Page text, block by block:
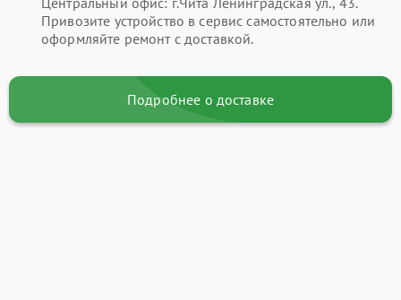
Привозите устройство в сервис самостоятельно или
оформляйте ремонт с доставкой.
Подробнее о доставке